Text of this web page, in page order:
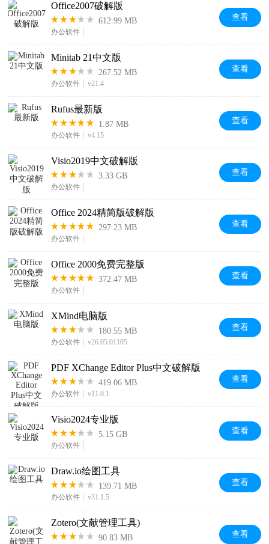
Office2007破解版
612.99 MB
办公软件
查看
Minitab 21中文版
267.52 MB
办公软件 v21.4
查看
Rufus最新版
1.87 MB
办公软件 v4.15
查看
Visio2019中文破解版
3.33 GB
办公软件
查看
Office 2024精简版破解版
297.23 MB
办公软件
查看
Office 2000免费完整版
372.47 MB
办公软件
查看
XMind电脑版
180.55 MB
办公软件 v26.05.01105
查看
PDF XChange Editor Plus中文破解版
419.06 MB
办公软件 v11.0.1
查看
Visio2024专业版
5.15 GB
办公软件
查看
Draw.io绘图工具
139.71 MB
办公软件 v31.1.5
查看
Zotero(文献管理工具)
90.83 MB 查看